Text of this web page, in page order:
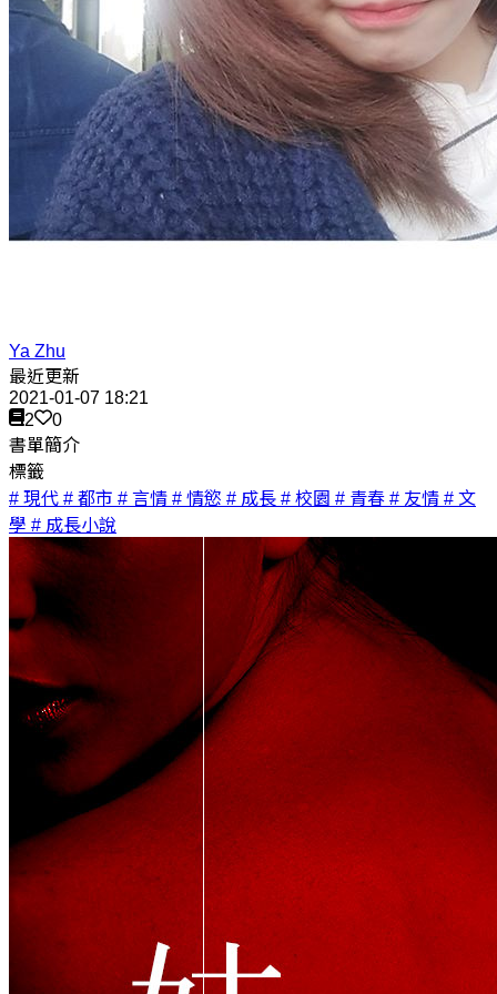
Ya Zhu
最近更新
2021-01-07 18:21
2
0
書單簡介
標籤
# 現代 # 都市 # 言情 # 情慾 # 成長 # 校園 # 青春 # 友情 # 文
學 # 成長小說